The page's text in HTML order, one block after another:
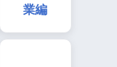
業編